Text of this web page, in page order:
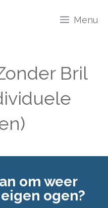
Menu
Bril
om weer
ogen?